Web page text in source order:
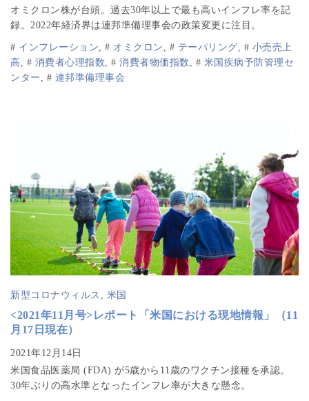
オミクロン株が台頭。過去30年以上で最も高いインフレ率を記
録。2022年経済界は連邦準備理事会の政策変更に注目。
# インフレーション, # オミクロン , # テーパリング, # 小売売上
高 , # 消費者心理指数, # 消費者物価指数 , # 米国疾病予防管理セ
ンター , # 連邦準備理事会
新型コロナウィルス , 米国
<2021年11月号>レポート「米国における現地情報」（11
月17日現在）
米国食品医薬局 (FDA) が5歳から11歳のワクチン接種を承認。
30年ぶりの高水準となったインフレ率が大きな懸念。